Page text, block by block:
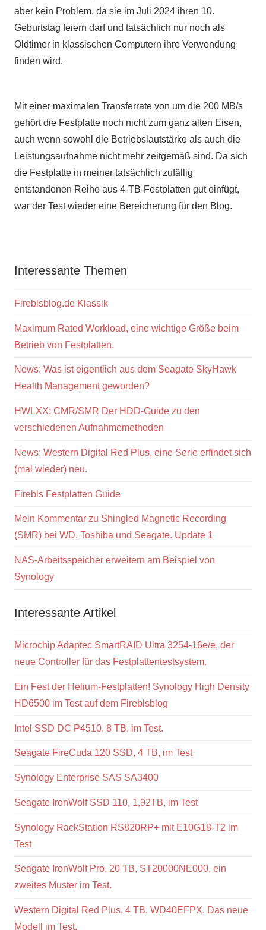
aber kein Problem, da sie im Juli 2024 ihren 10.
Geburtstag feiern darf und tatsächlich nur noch als
Oldtimer in klassischen Computern ihre Verwendung
finden wird.
Mit einer maximalen Transferrate von um die 200 MB/s
gehört die Festplatte noch nicht zum ganz alten Eisen,
auch wenn sowohl die Betriebslautstärke als auch die
Leistungsaufnahme nicht mehr zeitgemäß sind. Da sich
die Festplatte in meiner tatsächlich zufällig
entstandenen Reihe aus 4-TB-Festplatten gut einfügt,
war der Test wieder eine Bereicherung für den Blog.
Interessante Themen
Fireblsblog.de Klassik
Maximum Rated Workload, eine wichtige Größe beim
Betrieb von Festplatten.
News: Was ist eigentlich aus dem Seagate SkyHawk
Health Management geworden?
HWLXX: CMR/SMR Der HDD-Guide zu den
verschiedenen Aufnahmemethoden
News: Western Digital Red Plus, eine Serie erfindet sich
(mal wieder) neu.
Firebls Festplatten Guide
Mein Kommentar zu Shingled Magnetic Recording
(SMR) bei WD, Toshiba und Seagate. Update 1
NAS-Arbeitsspeicher erweitern am Beispiel von
Synology
Interessante Artikel
Microchip Adaptec SmartRAID Ultra 3254-16e/e, der
neue Controller für das Festplattentestsystem.
Ein Fest der Helium-Festplatten! Synology High Density
HD6500 im Test auf dem Fireblsblog
Intel SSD DC P4510, 8 TB, im Test.
Seagate FireCuda 120 SSD, 4 TB, im Test
Synology Enterprise SAS SA3400
Seagate IronWolf SSD 110, 1,92TB, im Test
Synology RackStation RS820RP+ mit E10G18-T2 im
Test
Seagate IronWolf Pro, 20 TB, ST20000NE000, ein
zweites Muster im Test.
Western Digital Red Plus, 4 TB, WD40EFPX. Das neue
Modell im Test.